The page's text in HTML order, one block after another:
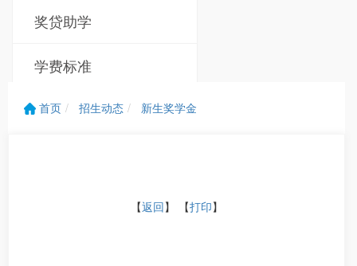
奖贷助学
学费标准
新生奖学金
首页 招生动态 新生奖学金
【返回】 【打印】